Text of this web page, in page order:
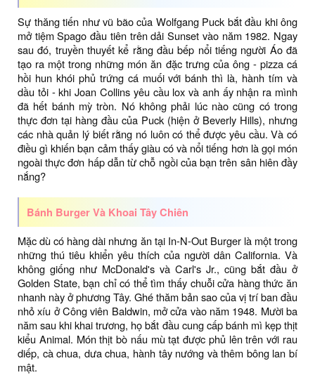
Sự thăng tiến như vũ bão của Wolfgang Puck bắt đầu khi ông
mở tiệm Spago đầu tiên trên dải Sunset vào năm 1982. Ngay
sau đó, truyền thuyết kể rằng đầu bếp nổi tiếng người Áo đã
tạo ra một trong những món ăn đặc trưng của ông - pizza cá
hồi hun khói phủ trứng cá muối với bánh thì là, hành tím và
dầu tỏi - khi Joan Collins yêu cầu lox và anh ấy nhận ra mình
đã hết bánh mỳ tròn. Nó không phải lúc nào cũng có trong
thực đơn tại hàng đầu của Puck (hiện ở Beverly Hills), nhưng
các nhà quản lý biết rằng nó luôn có thể được yêu cầu. Và có
điều gì khiến bạn cảm thấy giàu có và nổi tiếng hơn là gọi món
ngoài thực đơn hấp dẫn từ chỗ ngồi của bạn trên sân hiên đầy
nắng?
Bánh Burger Và Khoai Tây Chiên
Mặc dù có hàng dài nhưng ăn tại In-N-Out Burger là một trong
những thú tiêu khiển yêu thích của người dân California. Và
không giống như McDonald's và Carl's Jr., cũng bắt đầu ở
Golden State, bạn chỉ có thể tìm thấy chuỗi cửa hàng thức ăn
nhanh này ở phương Tây. Ghé thăm bản sao của vị trí ban đầu
nhỏ xíu ở Công viên Baldwin, mở cửa vào năm 1948. Mười ba
năm sau khi khai trương, họ bắt đầu cung cấp bánh mì kẹp thịt
kiểu Animal. Món thịt bò nấu mù tạt được phủ lên trên với rau
diếp, cà chua, dưa chua, hành tây nướng và thêm bông lan bí
mật.